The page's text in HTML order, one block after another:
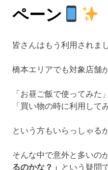
ペーン
皆さんはもう利用されま
橋本エリアでも対象店舗
「お昼ご飯で使ってみた」
「買い物の時に利用して
という方もいらっしゃる
そんな中で意外と多いのが
るのかな？」
という疑問